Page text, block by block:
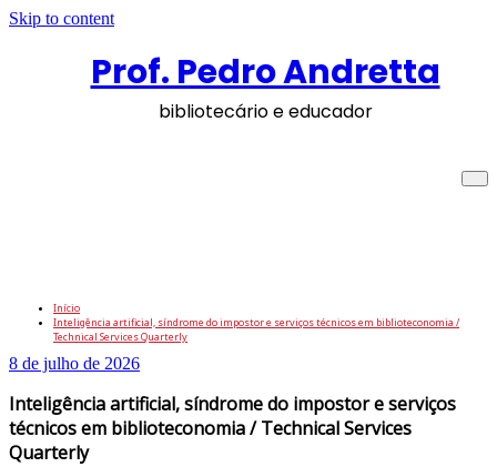
Skip to content
Prof. Pedro Andretta
bibliotecário e educador
Início
Inteligência artificial, síndrome do impostor e serviços técnicos em biblioteconomia /
Technical Services Quarterly
8 de julho de 2026
Inteligência artificial, síndrome do impostor e serviços
técnicos em biblioteconomia / Technical Services
Quarterly